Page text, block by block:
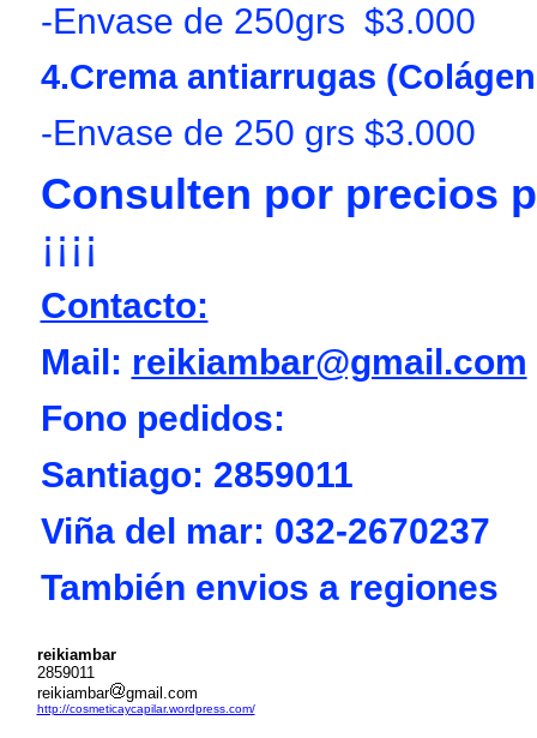
-Envase de 250grs $3.000
4.Crema antiarrugas
-Envase de 250 grs $3.000
Consulten por precios
¡¡¡¡
Contacto:
Mail: reikiambar@gmail.com
Fono pedidos:
Santiago: 2859011
Viña del mar: 032-2670237
También envios a regiones
reikiambar
2859011
reikiambar
gmail.com
http://cosmeticaycapilar.wordpress.com/